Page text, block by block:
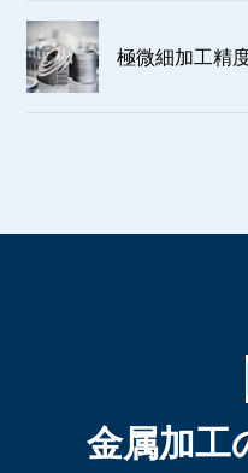
極微細加工精
金属加工